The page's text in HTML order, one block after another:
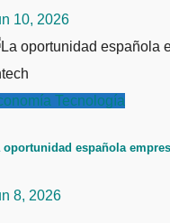
10, 2026
Tecnología
oportunidad española
8, 2026